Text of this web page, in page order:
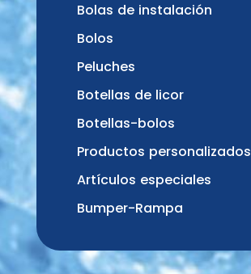
Bolas de instalación
Bolos
Peluches
Botellas de licor
Botellas-bolos
Productos personalizados
Artículos especiales
Bumper-Rampa